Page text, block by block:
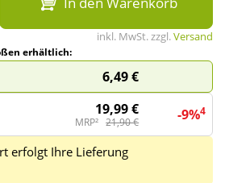
inkl. MwSt. zzgl.Versand
erhältlich:
6,49 €
19,99 €
MRP² 21,90 € -9%4
erfolgt Ihre Lieferung